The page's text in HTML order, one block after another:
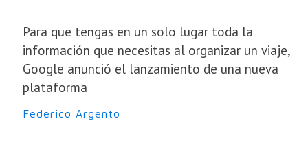
Para que tengas en un solo lugar toda la
información que necesitas al organizar un viaje,
Google anunció el lanzamiento de una nueva
plataforma
Federico Argento